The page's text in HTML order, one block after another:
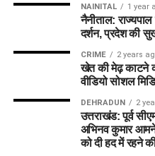
NAINITAL 1 year
नैनीताल:
दर्शन, प्रदेश की
CRIME 2 years
खेत की मेढ़ काटने
वीडियो सोशल
DEHRADUN 2
उत्तराखंड: पूर्व
अभिनव कुमार
को दी हद में रहने